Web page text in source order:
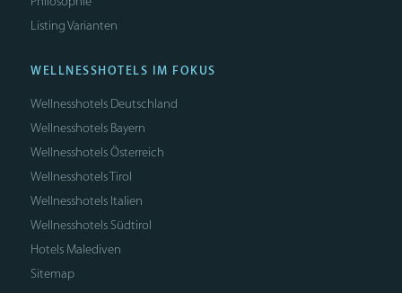
Listing Varianten
WELLNESSHOTELS IM FOKUS
Wellnesshotels Deutschland
Wellnesshotels Bayern
Wellnesshotels Österreich
Wellnesshotels Tirol
Wellnesshotels Italien
Wellnesshotels Südtirol
Hotels Malediven
Sitemap